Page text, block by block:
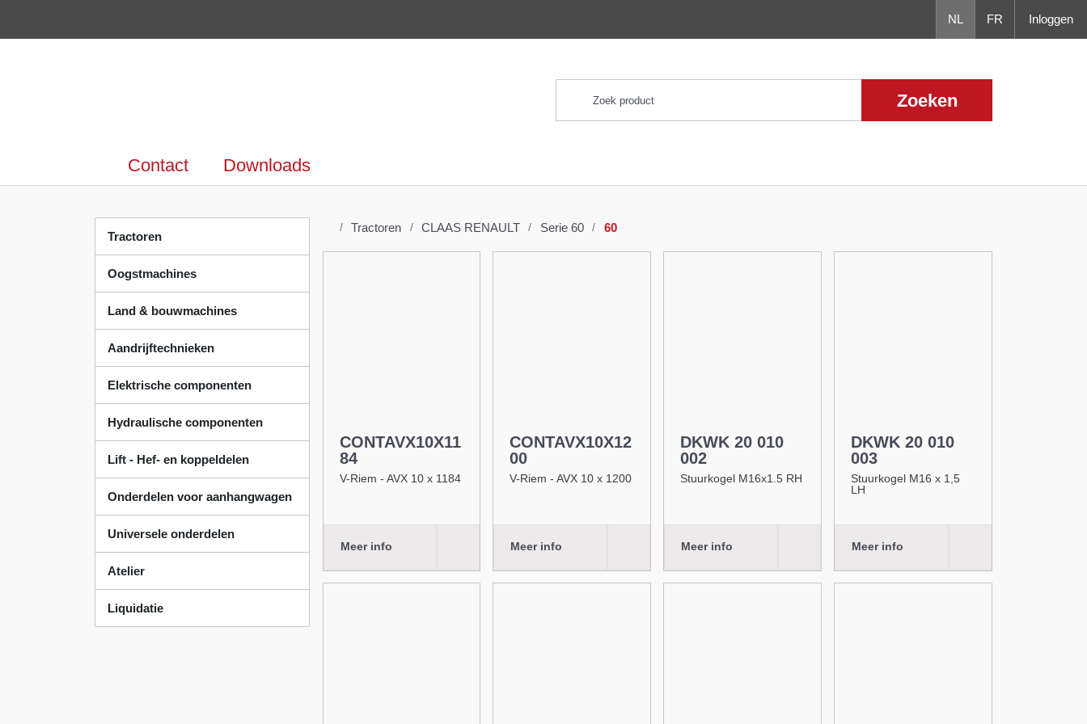
NL FR Inloggen
Zoeken
Contact Downloads
Tractoren
Oogstmachines
Land & bouwmachines
Aandrijftechnieken
Elektrische componenten
Hydraulische componenten
Lift - Hef- en koppeldelen
Onderdelen voor aanhangwagen
Universele onderdelen
Atelier
Liquidatie
Tractoren CLAAS RENAULT Serie 60 60
CONTAVX10X11
84
V-Riem - AVX 10 x 1184
Meer info
CONTAVX10X12
00
V-Riem - AVX 10 x 1200
Meer info
DKWK 20 010
002
Stuurkogel M16x1.5 RH
Meer info
DKWK 20 010
003
Stuurkogel M16 x 1,5
LH
Meer info